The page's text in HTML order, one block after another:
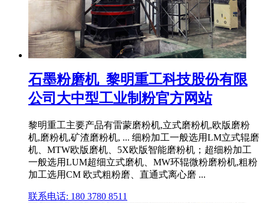
石墨粉磨机_黎明重工科技股份有限
公司大中型工业制粉官方网站
黎明重工主要产品有雷蒙磨粉机,立式磨粉机,欧版磨粉
机,磨粉机,矿渣磨粉机, ... 细粉加工一般选用LM立式辊磨
机、MTW欧版磨机、5X欧版智能磨粉机；超细粉加工
一般选用LUM超细立式磨机、MW环辊微粉磨粉机,粗粉
加工选用CM 欧式粗粉磨、直通式离心磨 ...
联系电话: 180 3780 8511